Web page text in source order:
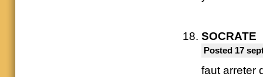
SOCRATE
Posted 17
faut arreter